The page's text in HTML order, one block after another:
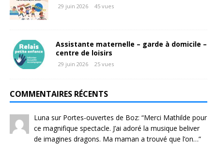
29 juin 2026 45 vues
Assistante maternelle – garde à domicile –
centre de loisirs
29 juin 2026 25 vues
COMMENTAIRES RÉCENTS
Luna sur Portes-ouvertes de Boz: “Merci Mathilde pour
ce magnifique spectacle. J’ai adoré la musique beliver
de imagines dragons. Ma maman a trouvé que l’on…”